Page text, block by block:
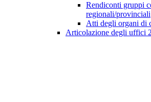
Rendiconti gruppi
regionali/provinciali
Atti degli organi di
Articolazione degli uffici 2